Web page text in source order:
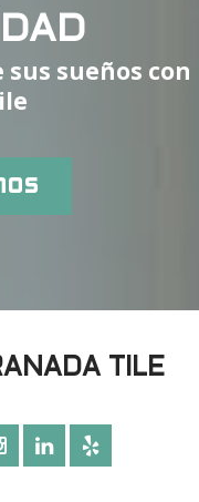
sueños con
TILE